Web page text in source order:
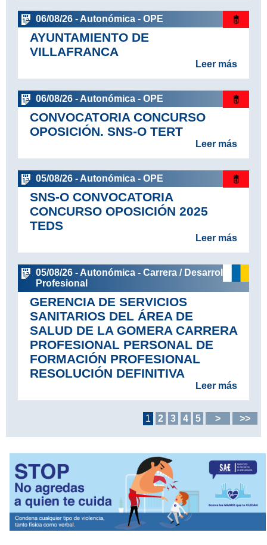
06/08/26 - Autonómica - OPE
AYUNTAMIENTO DE
VILLAFRANCA
Leer más
06/08/26 - Autonómica - OPE
CONVOCATORIA CONCURSO
OPOSICIÓN. SNS-O TERT
Leer más
05/08/26 - Autonómica - OPE
SNS-O CONVOCATORIA
CONCURSO OPOSICIÓN 2025
TEDS
Leer más
05/08/26 - Autonómica - Carrera / Desarrollo
Profesional
GERENCIA DE SERVICIOS
SANITARIOS DEL ÁREA DE
SALUD DE LA GOMERA CARRERA
PROFESIONAL PERSONAL DE
FORMACIÓN PROFESIONAL
RESOLUCIÓN DEFINITIVA
Leer más
1 2 3 4 5 > >>